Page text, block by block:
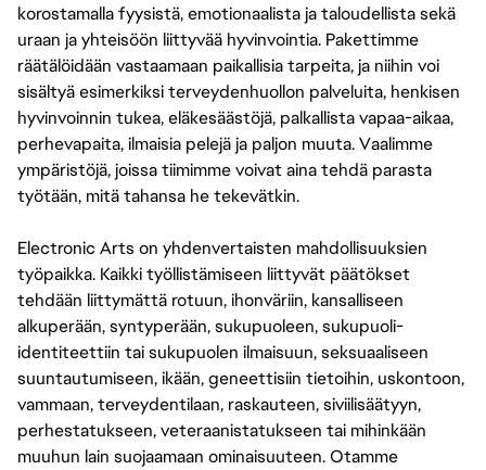
korostamalla fyysistä, emotionaalista ja taloudellista sekä
uraan ja yhteisöön liittyvää hyvinvointia. Pakettimme
räätälöidään vastaamaan paikallisia tarpeita, ja niihin voi
sisältyä esimerkiksi terveydenhuollon palveluita, henkisen
hyvinvoinnin tukea, eläkesäästöjä, palkallista vapaa-aikaa,
perhevapaita, ilmaisia pelejä ja paljon muuta. Vaalimme
ympäristöjä, joissa tiimimme voivat aina tehdä parasta
työtään, mitä tahansa he tekevätkin.
Electronic Arts on yhdenvertaisten mahdollisuuksien
työpaikka. Kaikki työllistämiseen liittyvät päätökset
tehdään liittymättä rotuun, ihonväriin, kansalliseen
alkuperään, syntyperään, sukupuoleen, sukupuoli-
identiteettiin tai sukupuolen ilmaisuun, seksuaaliseen
suuntautumiseen, ikään, geneettisiin tietoihin, uskontoon,
vammaan, terveydentilaan, raskauteen, siviilisäätyyn,
perhestatukseen, veteraanistatukseen tai mihinkään
muuhun lain suojaamaan ominaisuuteen. Otamme